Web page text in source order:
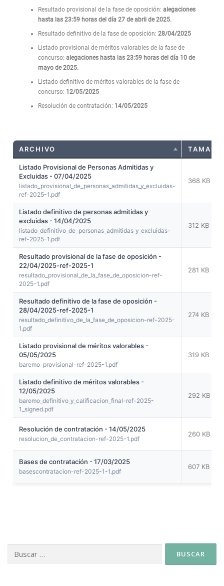
Resultado provisional de la fase de oposición: alegaciones
hasta las 23:59 horas del día 27 de abril de 2025.
Resultado definitivo de la fase de oposición: 28/04/2025
Listado provisional de méritos valorables de la fase de
concurso: alegaciones hasta las 23:59 horas del día 10 de
mayo de 2025.
Listado definitivo de méritos valorables de la fase de
concurso: 12/05/2025
Resolución de contratación: 14/05/2025
ARCHIVO TAMAÑO
Listado Provisional de Personas Admitidas y
Excluidas - 07/04/2025
listado_provisional_de_personas_admitidas_y_excluidas-
ref-2025-1.pdf
368 KB
Listado definitivo de personas admitidas y
excluidas - 14/04/2025
listado_definitivo_de_personas_admitidas_y_excluidas-
ref-2025-1.pdf
312 KB
Resultado provisional de la fase de oposición -
22/04/2025-ref-2025-1
resultado_provisional_de_la_fase_de_oposicion-ref-
2025-1.pdf
281 KB
Resultado definitivo de la fase de oposición -
28/04/2025-ref-2025-1
resultado_definitivo_de_la_fase_de_oposicion-ref-2025-
1.pdf
274 KB
Listado provisional de méritos valorables -
05/05/2025
baremo_provisional-ref-2025-1.pdf
319 KB
Listado definitivo de méritos valorables -
12/05/2025
baremo_definitivo_y_calificacion_final-ref-2025-
1_signed.pdf
292 KB
Resolución de contratación - 14/05/2025
resolucion_de_contratacion-ref-2025-1.pdf
260 KB
Bases de contratación - 17/03/2025
basescontratacion-ref-2025-1-1.pdf
607 KB